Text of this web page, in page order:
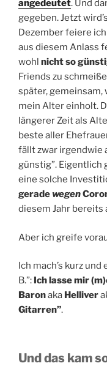
angedeutet. Und
gegeben. Jetzt
Dezember feiere
aus diesem Anlass
wohl nicht so
Friends zu
später, gemeinsam,
mein Alter einholt.
längerer Zeit als
beste aller
fällt zwar irgendwie
günstig”. Eigentlich
eine solche
geradewegen
diesem Jahr bereits
Aber ich greife
Ich mach’s kurz
B.”: Ich lasse mir
Baronaka Helliver
Gitarren”.
Und das kam